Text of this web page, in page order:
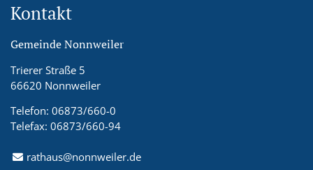
Kontakt
Gemeinde Nonnweiler
Trierer Straße 5
66620 Nonnweiler
Telefon: 06873/660-0
Telefax: 06873/660-94
rathaus@nonnweiler.de